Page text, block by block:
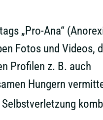
„Pro-Ana“
Fotos und Videos,
Profilen z. B. auch
Hungern